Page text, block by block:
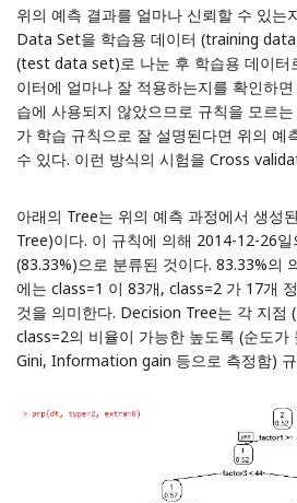
위의 예측 결과를 얼마나 신뢰할 수 있는
Data Set을 학습용 데이터 (training
(test data set)로 나눈 후 학습용 데이터
이터에 얼마나 잘 적용하는지를 확인하
습에 사용되지 않았으므로 규칙을 모르
가 학습 규칙으로 잘 설명된다면 위의 예
수 있다. 이런 방식의 시험을 Cross
아래의 Tree는 위의 예측 과정에서 생성
Tree)이다. 이 규칙에 의해 2014-12-26일
(83.33%)으로 분류된 것이다. 83.33%의
에는 class=1 이 83개, class=2 가 17개
것을 의미한다. Decision Tree는 각 지점
class=2의 비율이 가능한 높도록 (순도가
Gini, Information gain 등으로 측정함)